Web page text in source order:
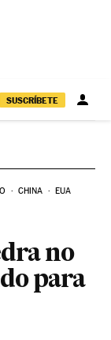
SUSCRÍBETE
CHINA EUA
no
para